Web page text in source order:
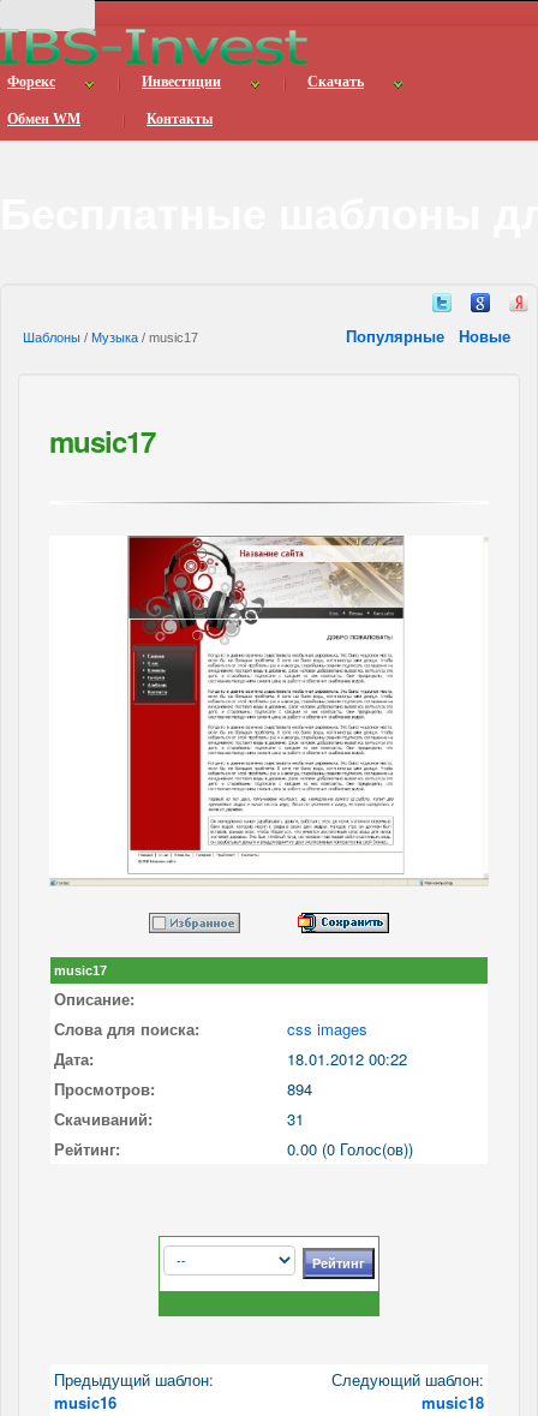
Форекс Инвестиции Скачать
Обмен WM Контакты
Шаблоны / Музыка / music17 Популярные Новые
music17
music17
Описание:
Слова для поиска:
css images
Дата:
18.01.2012 00:22
Просмотров:
894
Скачиваний:
31
Рейтинг:
0.00 (0 Голос(ов))
Предыдущий шаблон:
music16
Следующий шаблон:
music18